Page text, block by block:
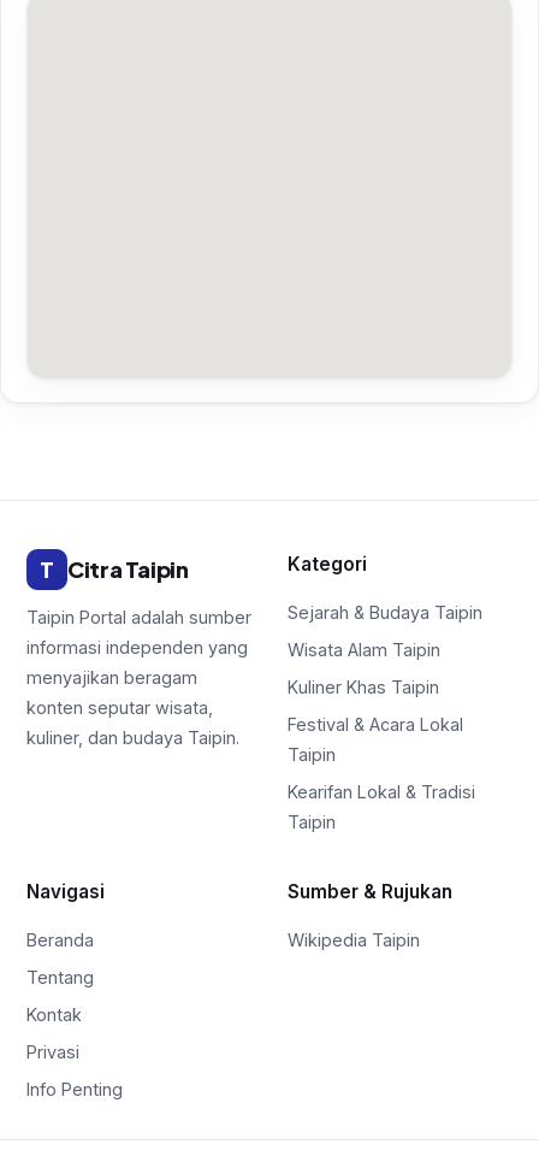
T Citra Taipin
Taipin Portal adalah sumber
informasi independen yang
menyajikan beragam
konten seputar wisata,
kuliner, dan budaya Taipin.
Kategori
Sejarah & Budaya Taipin
Wisata Alam Taipin
Kuliner Khas Taipin
Festival & Acara Lokal
Taipin
Kearifan Lokal & Tradisi
Taipin
Navigasi
Beranda
Tentang
Kontak
Privasi
Info Penting
Sumber & Rujukan
Wikipedia Taipin